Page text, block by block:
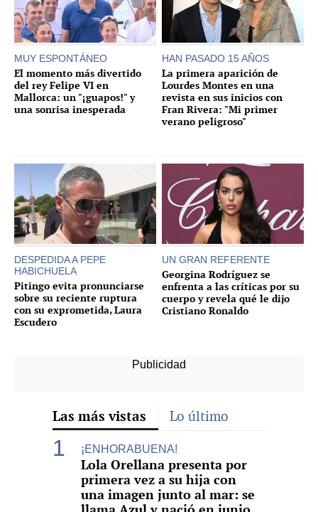
MUY ESPONTÁNEO
El momento más divertido
del rey Felipe VI en
Mallorca: un "¡guapos!" y
una sonrisa inesperada
HAN PASADO 15 AÑOS
La primera aparición de
Lourdes Montes en una
revista en sus inicios con
Fran Rivera: "Mi primer
verano peligroso"
DESPEDIDA A PEPE
HABICHUELA
Pitingo evita pronunciarse
sobre su reciente ruptura
con su exprometida, Laura
Escudero
UN GRAN REFERENTE
Georgina Rodríguez se
enfrenta a las críticas por su
cuerpo y revela qué le dijo
Cristiano Ronaldo
Las más vistas Lo último
¡ENHORABUENA!
Lola Orellana presenta por
primera vez a su hija con
una imagen junto al mar: se